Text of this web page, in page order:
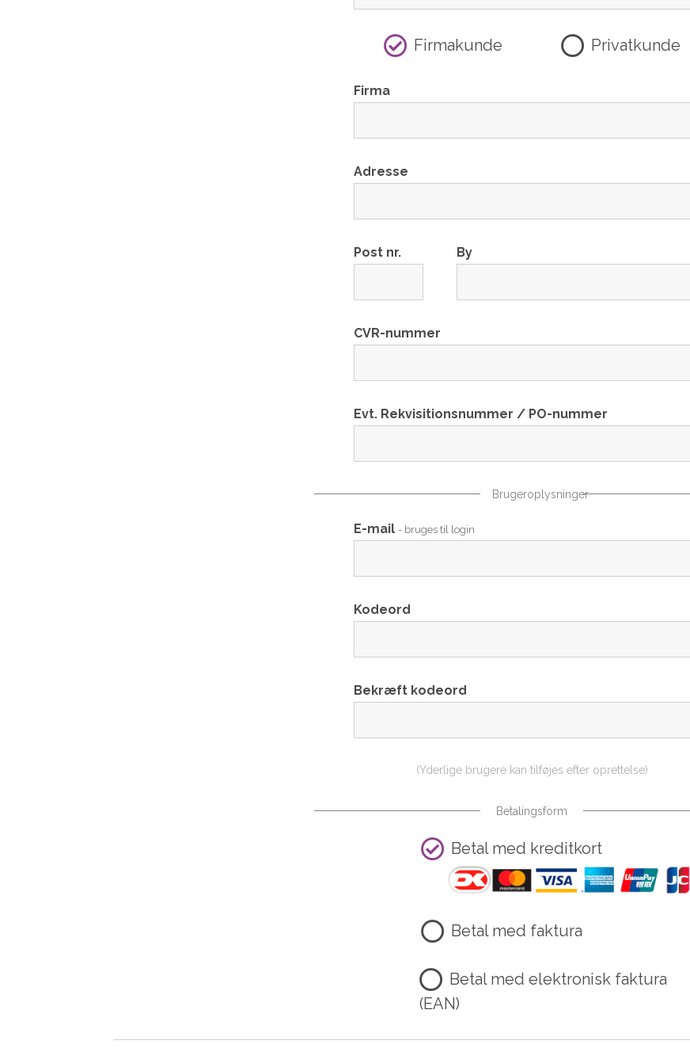
Firmakunde Privatkunde
Firma
Adresse
Post nr. By
CVR-nummer
Evt. Rekvisitionsnummer / PO-nummer
Brugeroplysninger
E-mail - bruges til login
Kodeord
Bekræft kodeord
(Yderlige brugere kan tilføjes efter oprettelse)
Betalingsform
Betal med kreditkort
Betal med faktura
Betal med elektronisk faktura
(EAN)